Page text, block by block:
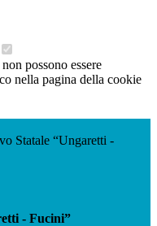
possono essere
nella pagina della cookie
Statale “Ungaretti -
- Fucini”